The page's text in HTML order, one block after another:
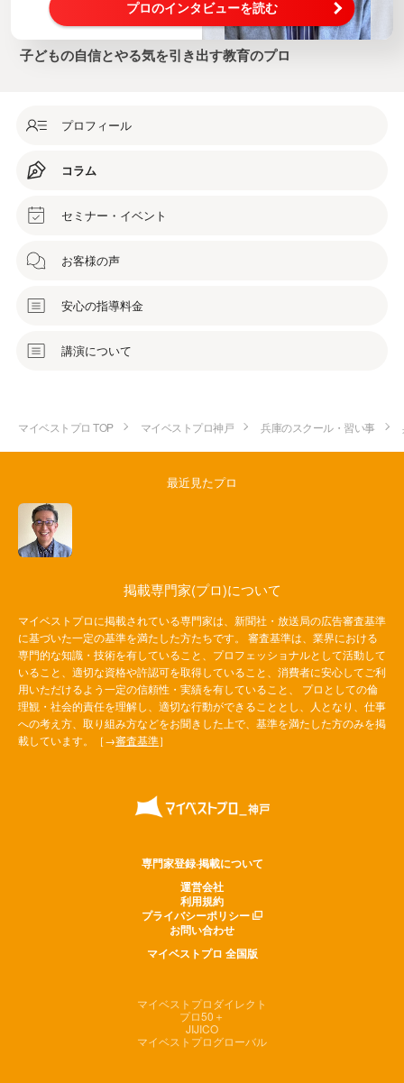
プロのインタビューを読む
子どもの自信とやる気を引き出す教育のプロ
プロフィール
コラム
セミナー・イベント
お客様の声
安心の指導料金
講演について
マイベストプロ TOP マイベストプロ神戸 兵庫のスクール・習い事
最近見たプロ
掲載専門家(プロ)について
マイベストプロに掲載されている専門家は、新聞社・放送局の広告審査基準
に基づいた一定の基準を満たした方たちです。 審査基準は、業界における
専門的な知識・技術を有していること、プロフェッショナルとして活動して
いること、適切な資格や許認可を取得していること、消費者に安心してご利
用いただけるよう一定の信頼性・実績を有していること、 プロとしての倫
理観・社会的責任を理解し、適切な行動ができることとし、人となり、仕事
への考え方、取り組み方などをお聞きした上で、基準を満たした方のみを掲
載しています。［→審査基準］
専門家登録·掲載について
運営会社
利用規約
プライバシーポリシー
お問い合わせ
マイベストプロ 全国版
マイベストプロダイレクト
プロ50＋
JIJICO
マイベストプログローバル